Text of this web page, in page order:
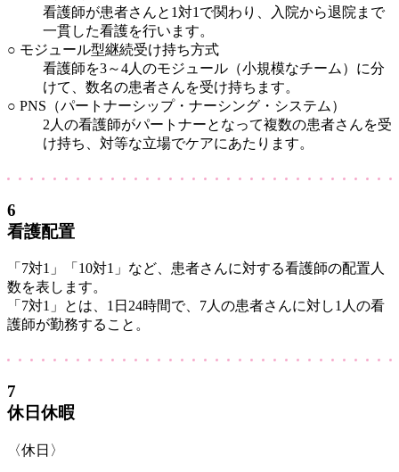
看護師が患者さんと1対1で関わり、入院から退院まで
一貫した看護を行います。
○ モジュール型継続受け持ち方式
看護師を3～4人のモジュール（小規模なチーム）に分
けて、数名の患者さんを受け持ちます。
○ PNS（パートナーシップ・ナーシング・システム）
2人の看護師がパートナーとなって複数の患者さんを受
け持ち、対等な立場でケアにあたります。
6
看護配置
「7対1」「10対1」など、患者さんに対する看護師の配置人
数を表します。
「7対1」とは、1日24時間で、7人の患者さんに対し1人の看
護師が勤務すること。
7
休日休暇
〈休日〉